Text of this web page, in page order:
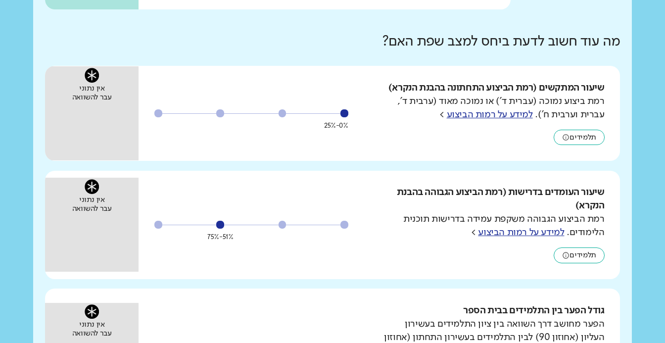
מה עוד חשוב לדעת ביחס למצב שפת האם?
שיעור המתקשים (רמת הביצוע התחתונה בהבנת הנקרא)
רמת ביצוע נמוכה (עברית ד') או נמוכה מאוד (ערבית ד',
עברית וערבית ח').למידע על רמות הביצוע >
תלמידים
0%-25%
אין נתוני
עבר להשוואה
שיעור העומדים בדרישות (רמת הביצוע הגבוהה בהבנת
הנקרא)
רמת הביצוע הגבוהה משקפת עמידה בדרישות תוכנית
הלימודים.למידע על רמות הביצוע >
תלמידים
51%-75%
אין נתוני
עבר להשוואה
גודל הפער בין התלמידים בבית הספר
הפער מחושב דרך השוואה בין ציון התלמידים בעשירון
העליון (אחוזון 90) לבין התלמידים בעשירון התחתון (אחוזון
אין נתוני
עבר להשוואה